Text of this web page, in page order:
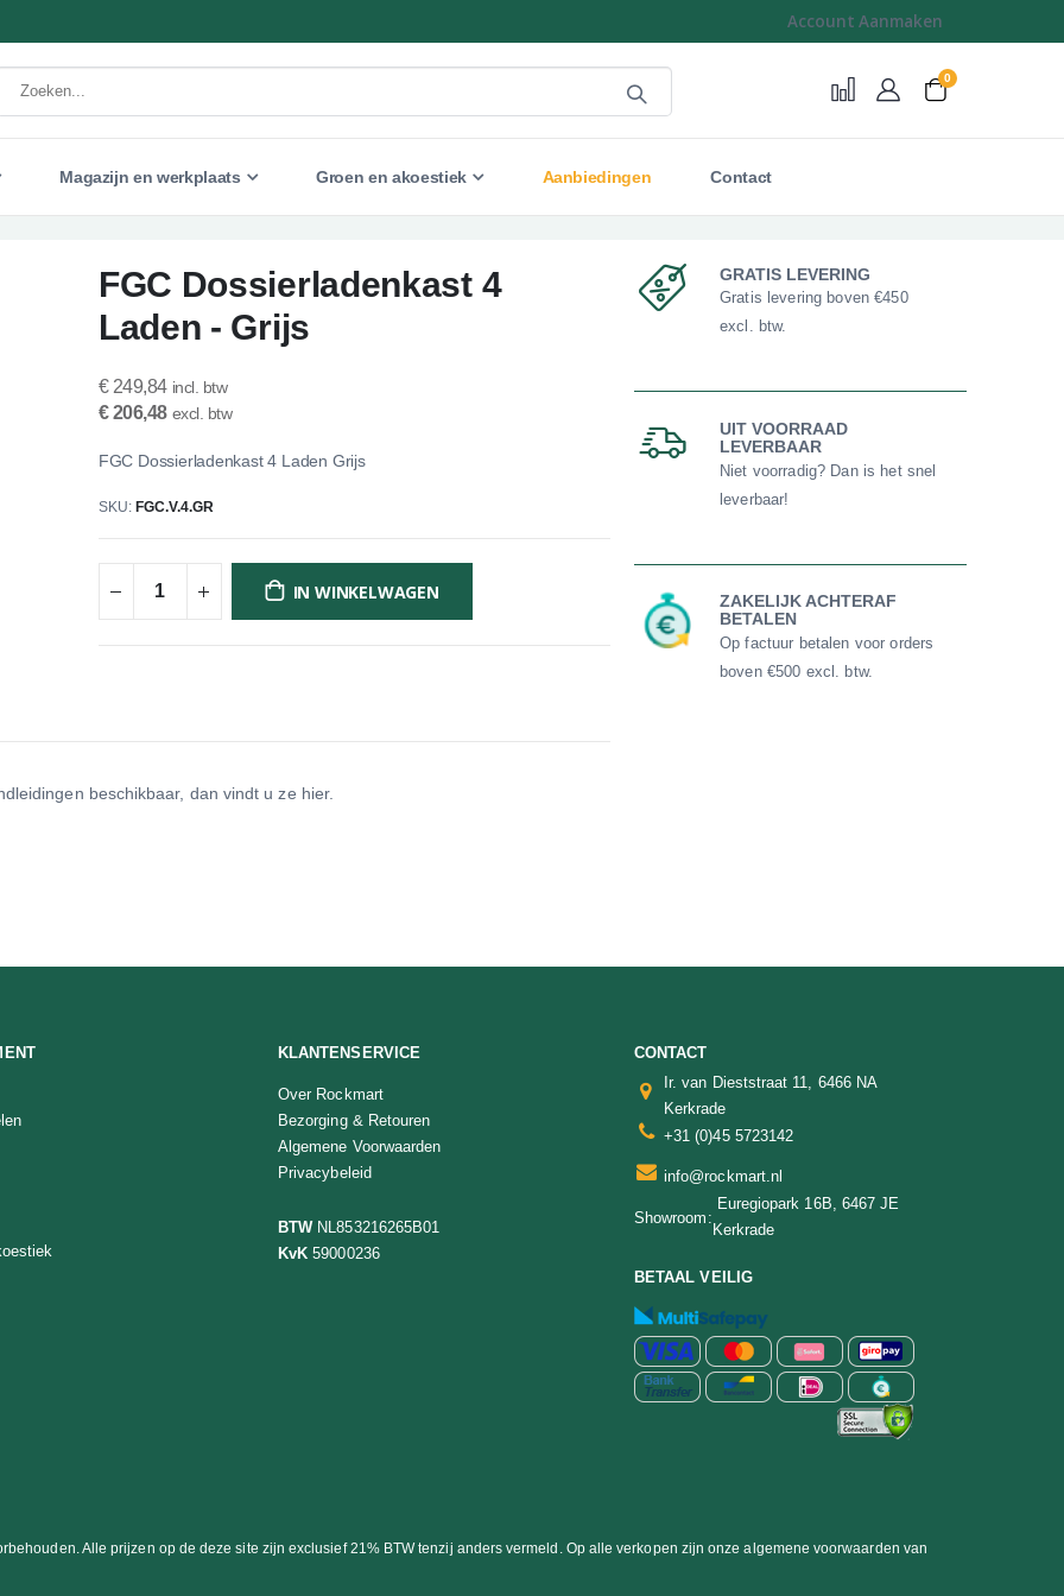
Account Aanmaken
Cart
0
Magazijn en werkplaats Groen en akoestiek Aanbiedingen Contact
FGC Dossierladenkast 4
Laden - Grijs
€ 249,84
€ 206,48
FGC Dossierladenkast 4 Laden Grijs
SKU FGC.V.4.GR
IN WINKELWAGEN
beschikbaar, dan vindt u ze hier.
GRATIS LEVERING
Gratis levering boven €450
excl. btw.
UIT VOORRAAD
LEVERBAAR
Niet voorradig? Dan is het snel
leverbaar!
ZAKELIJK ACHTERAF
BETALEN
Op factuur betalen voor orders
boven €500 excl. btw.
KLANTENSERVICE
Over Rockmart
Bezorging & Retouren
Algemene Voorwaarden
Privacybeleid
BTWNL853216265B01
KvK 59000236
CONTACT
Ir. van Dieststraat 11, 6466 NA
Kerkrade
+31 (0)45 5723142
info@rockmart.nl
Showroom:
Euregiopark 16B, 6467 JE
Kerkrade
BETAAL VEILIG
Alle prijzen op de deze site zijn exclusief 21% BTW tenzij anders vermeld. Op alle verkopen zijn onze algemene voorwaarden van